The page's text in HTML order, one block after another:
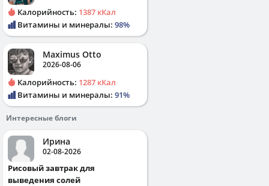
Калорийность: 1387 кКал
Витамины и минералы: 98%
Maximus Otto
2026-08-06
Калорийность: 1287 кКал
Витамины и минералы: 91%
Интересные блоги
Ирина
02-08-2026
Рисовый завтрак для
выведения солей